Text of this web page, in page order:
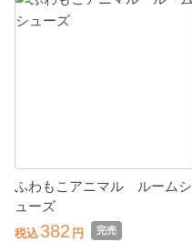
ふわもこアニマル ルームシ
ューズ
税込 382 円
完売